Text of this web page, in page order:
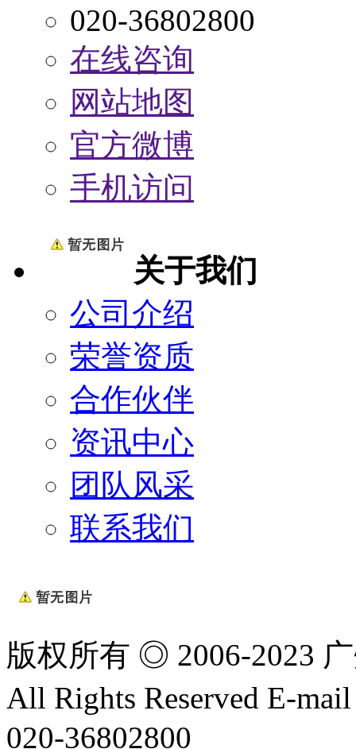
020-36802800
在线咨询
网站地图
官方微博
手机访问
关于我们
公司介绍
荣誉资质
合作伙伴
资讯中心
团队风采
联系我们
版权所有 ◎ 2006-2023
All Rights Reserved E-
020-36802800